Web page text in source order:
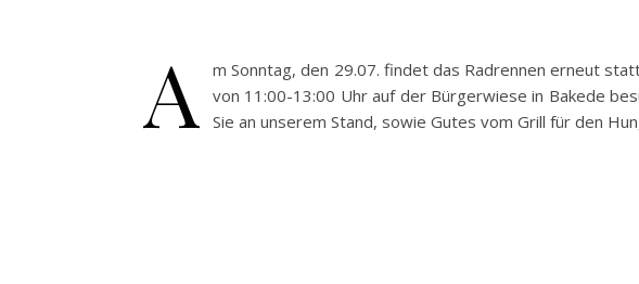
A
m Sonntag, den 29.07. findet das Radrennen erneut
von 11:00-13:00 Uhr auf der Bürgerwiese in Bakede
Sie an unserem Stand, sowie Gutes vom Grill für den